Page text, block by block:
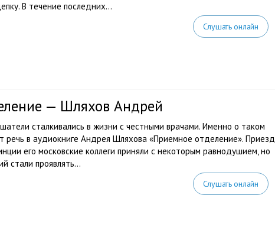
В течение последних...
Слушать онлайн
— Шляхов Андрей
сталкивались в жизни с честными врачами. Именно о таком
речь в аудиокниге Андрея Шляхова «Приемное отделение». Приезд
его московские коллеги приняли с некоторым равнодушием, но
стали проявлять...
Слушать онлайн